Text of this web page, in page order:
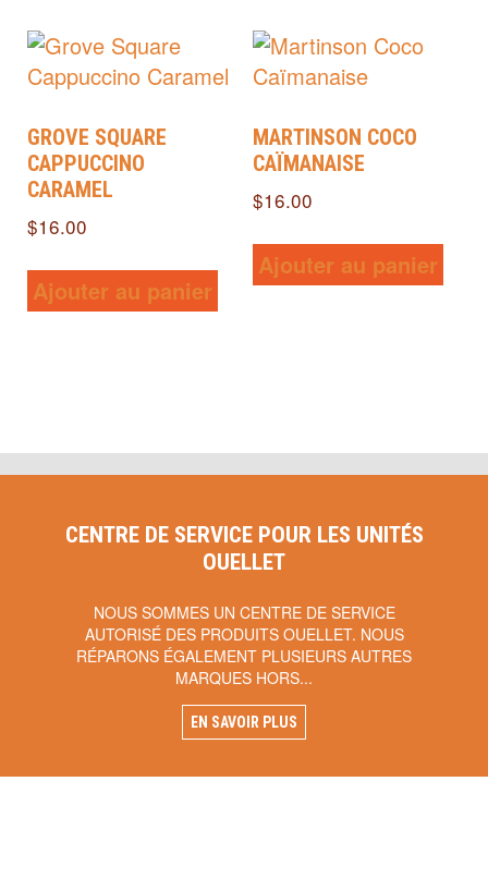
GROVE SQUARE
CAPPUCCINO
CARAMEL
$16.00
Ajouter au panier
MARTINSON COCO
CAÏMANAISE
$16.00
Ajouter au panier
CENTRE DE SERVICE POUR LES UNITÉS
OUELLET
NOUS SOMMES UN CENTRE DE SERVICE
AUTORISÉ DES PRODUITS OUELLET. NOUS
RÉPARONS ÉGALEMENT PLUSIEURS AUTRES
MARQUES HORS...
EN SAVOIR PLUS